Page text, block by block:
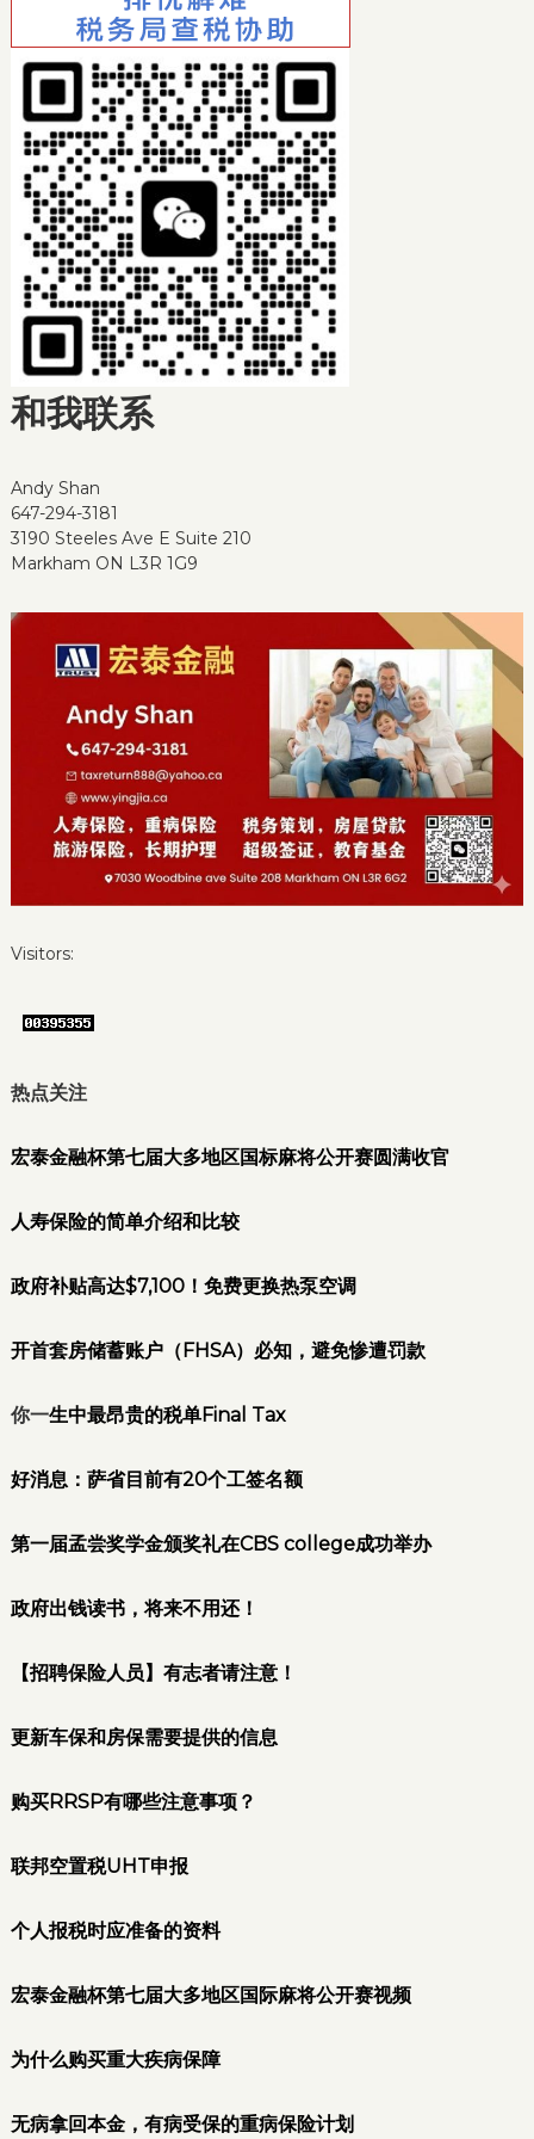
和我联系
Andy Shan
647-294-3181
3190 Steeles Ave E Suite 210
Markham ON L3R 1G9
Visitors:
热点关注
宏泰金融杯第七届大多地区国标麻将公开赛圆满收官
人寿保险的简单介绍和比较
政府补贴高达$7,100！免费更换热泵空调
开首套房储蓄账户（FHSA）必知，避免惨遭罚款
你一生中最昂贵的税单Final Tax
好消息：萨省目前有20个工签名额
第一届孟尝奖学金颁奖礼在CBS college成功举办
政府出钱读书，将来不用还！
【招聘保险人员】有志者请注意！
更新车保和房保需要提供的信息
购买RRSP有哪些注意事项？
联邦空置税UHT申报
个人报税时应准备的资料
宏泰金融杯第七届大多地区国际麻将公开赛视频
为什么购买重大疾病保障
无病拿回本金，有病受保的重病保险计划